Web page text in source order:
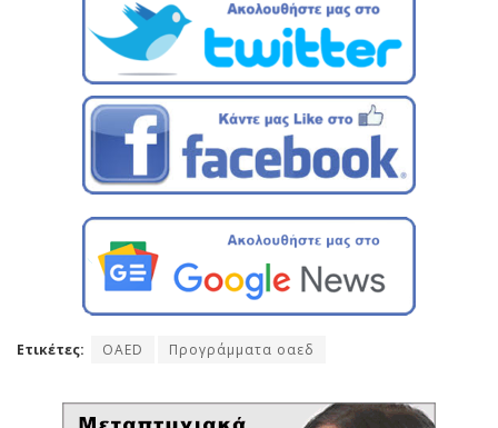
Ετικέτες: OAED Προγράμματα οαεδ